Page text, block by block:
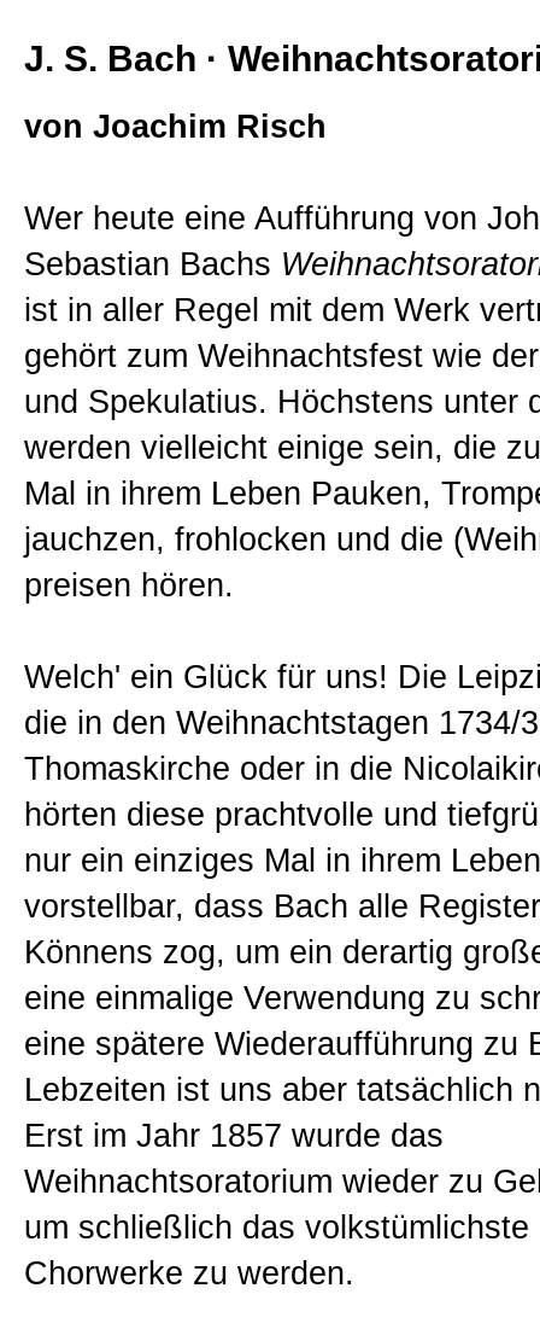
J. S. Bach ·
von Joachim Risch
Wer heute eine Aufführung von
Sebastian Bachs
ist in aller Regel mit dem Werk
gehört zum Weihnachtsfest wie
und Spekulatius. Höchstens unter
werden vielleicht einige sein, die
Mal in ihrem Leben Pauken,
jauchzen, frohlocken und die
preisen hören.
Welch' ein Glück für uns! Die
die in den Weihnachtstagen 1734/
Thomaskirche oder in die
hörten diese prachtvolle und
nur ein einziges Mal in ihrem
vorstellbar, dass Bach alle
Könnens zog, um ein derartig
eine einmalige Verwendung zu
eine spätere Wiederaufführung zu
Lebzeiten ist uns aber tatsächlich
Erst im Jahr 1857 wurde das
Weihnachtsoratorium wieder zu
um schließlich das volkstümlichste
Chorwerke zu werden.